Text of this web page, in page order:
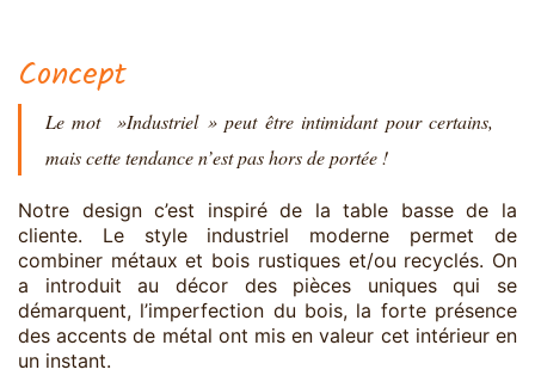
Concept
Le mot »Industriel » peut être intimidant pour certains,
mais cette tendance n’est pas hors de portée !
Notre design c’est inspiré de la table basse de la
cliente. Le style industriel moderne permet de
combiner métaux et bois rustiques et/ou recyclés. On
a introduit au décor des pièces uniques qui se
démarquent, l’imperfection du bois, la forte présence
des accents de métal ont mis en valeur cet intérieur en
un instant.